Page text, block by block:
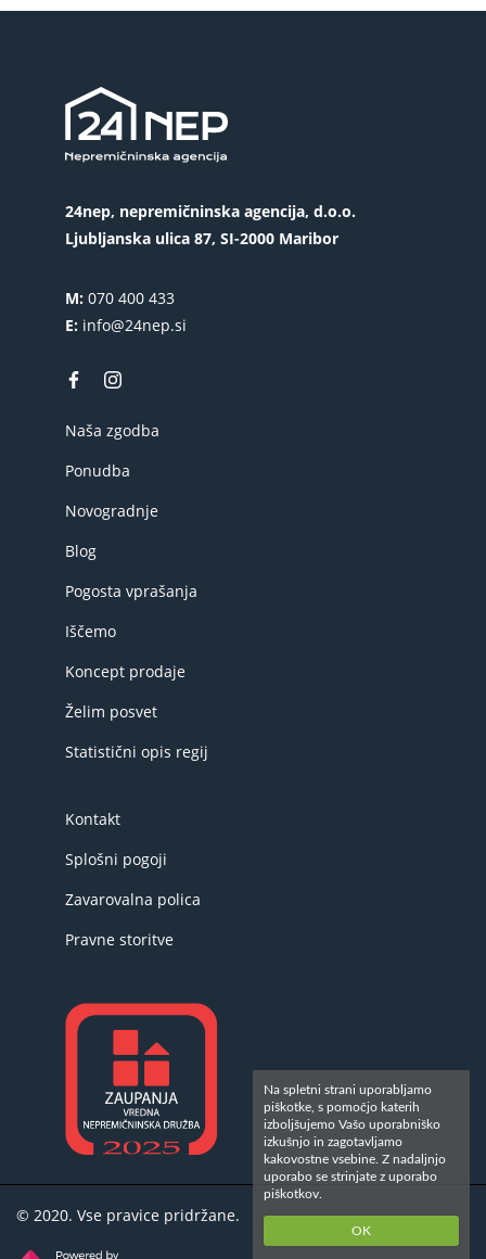
24nep, nepremičninska agencija, d.o.o.
Ljubljanska ulica 87, SI-2000 Maribor
M: 070 400 433
E: info@24nep.si
Naša zgodba
Ponudba
Novogradnje
Blog
Pogosta vprašanja
Iščemo
Koncept prodaje
Želim posvet
Statistični opis regij
Kontakt
Splošni pogoji
Zavarovalna polica
Pravne storitve
© 2020. Vse pravice pridržane.
Na spletni strani uporabljamo
piškotke, s pomočjo katerih
izboljšujemo Vašo uporabniško
izkušnjo in zagotavljamo
kakovostne vsebine. Z nadaljnjo
uporabo se strinjate z uporabo
piškotkov.
OK